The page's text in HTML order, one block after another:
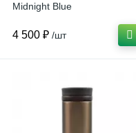
Midnight Blue
4 500 ₽ /шт